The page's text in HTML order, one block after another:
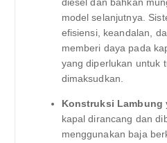
model selanjutnya.
efisiensi, keandalan,
memberi daya pada
yang diperlukan untuk
dimaksudkan.
Konstruksi Lambung
kapal dirancang dan
menggunakan baja